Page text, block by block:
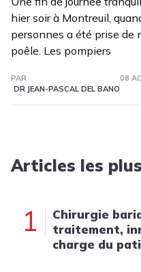
hier soir à Montreuil,
personnes a été prise de
poêle. Les pompiers
PAR
DR JEAN-PASCAL DEL BANO
08
Articles les
1
Chirurgie
traitement,
charge du